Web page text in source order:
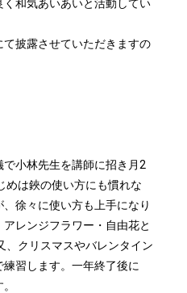
和気あいあいと活動してい
披露させていただきますの
小林先生を講師に招き月2
めは鋏の使い方にも慣れな
徐々に使い方も上手になり
レンジフラワー・自由花と
、クリスマスやバレンタイン
習します。一年終了後に